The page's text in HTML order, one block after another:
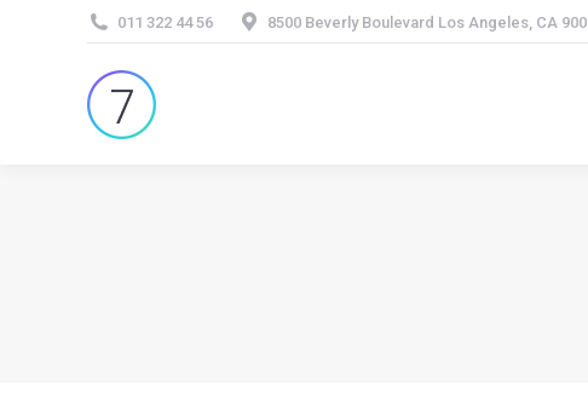
011 322 44 56 8500 Beverly Boulevard Los Angeles, CA